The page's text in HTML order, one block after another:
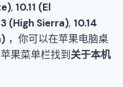
, 10.11 (El
(High Sierra), 10.14
，你可以在苹果电脑桌
果菜单栏找到 关于本机